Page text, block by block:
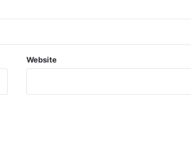
Website